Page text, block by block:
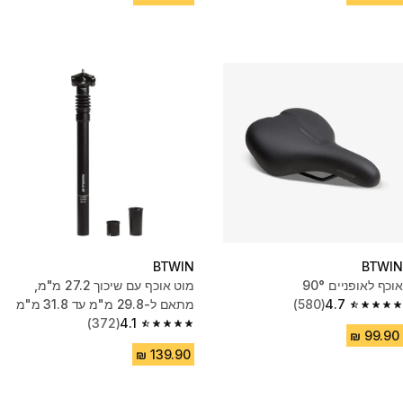
BTWIN
אוכף לאופניים 90°
4.7
4.7 out of 5 stars from 580 reviews
(580)
BTWIN
מוט אוכף עם שיכוך 27.2 מ"מ,
מתאם ל-29.8 מ"מ עד 31.8 מ"מ
4.1
4.1 out of 5 stars from 372 reviews
(372)